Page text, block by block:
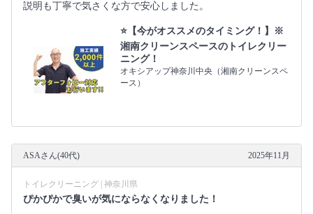
説明も丁寧で気さくな方で安心しました。
⭐️【今がオススメのタイミング！】※
湘南クリーンスペースのトイレクリー
ニング！
オキシアップ神奈川中央（湘南クリーンスペ
ース）
ASAさん(40代) 2025年11月
トイレクリーニング | 神奈川県
ぴかぴかで臭いが気にならなくなりました！